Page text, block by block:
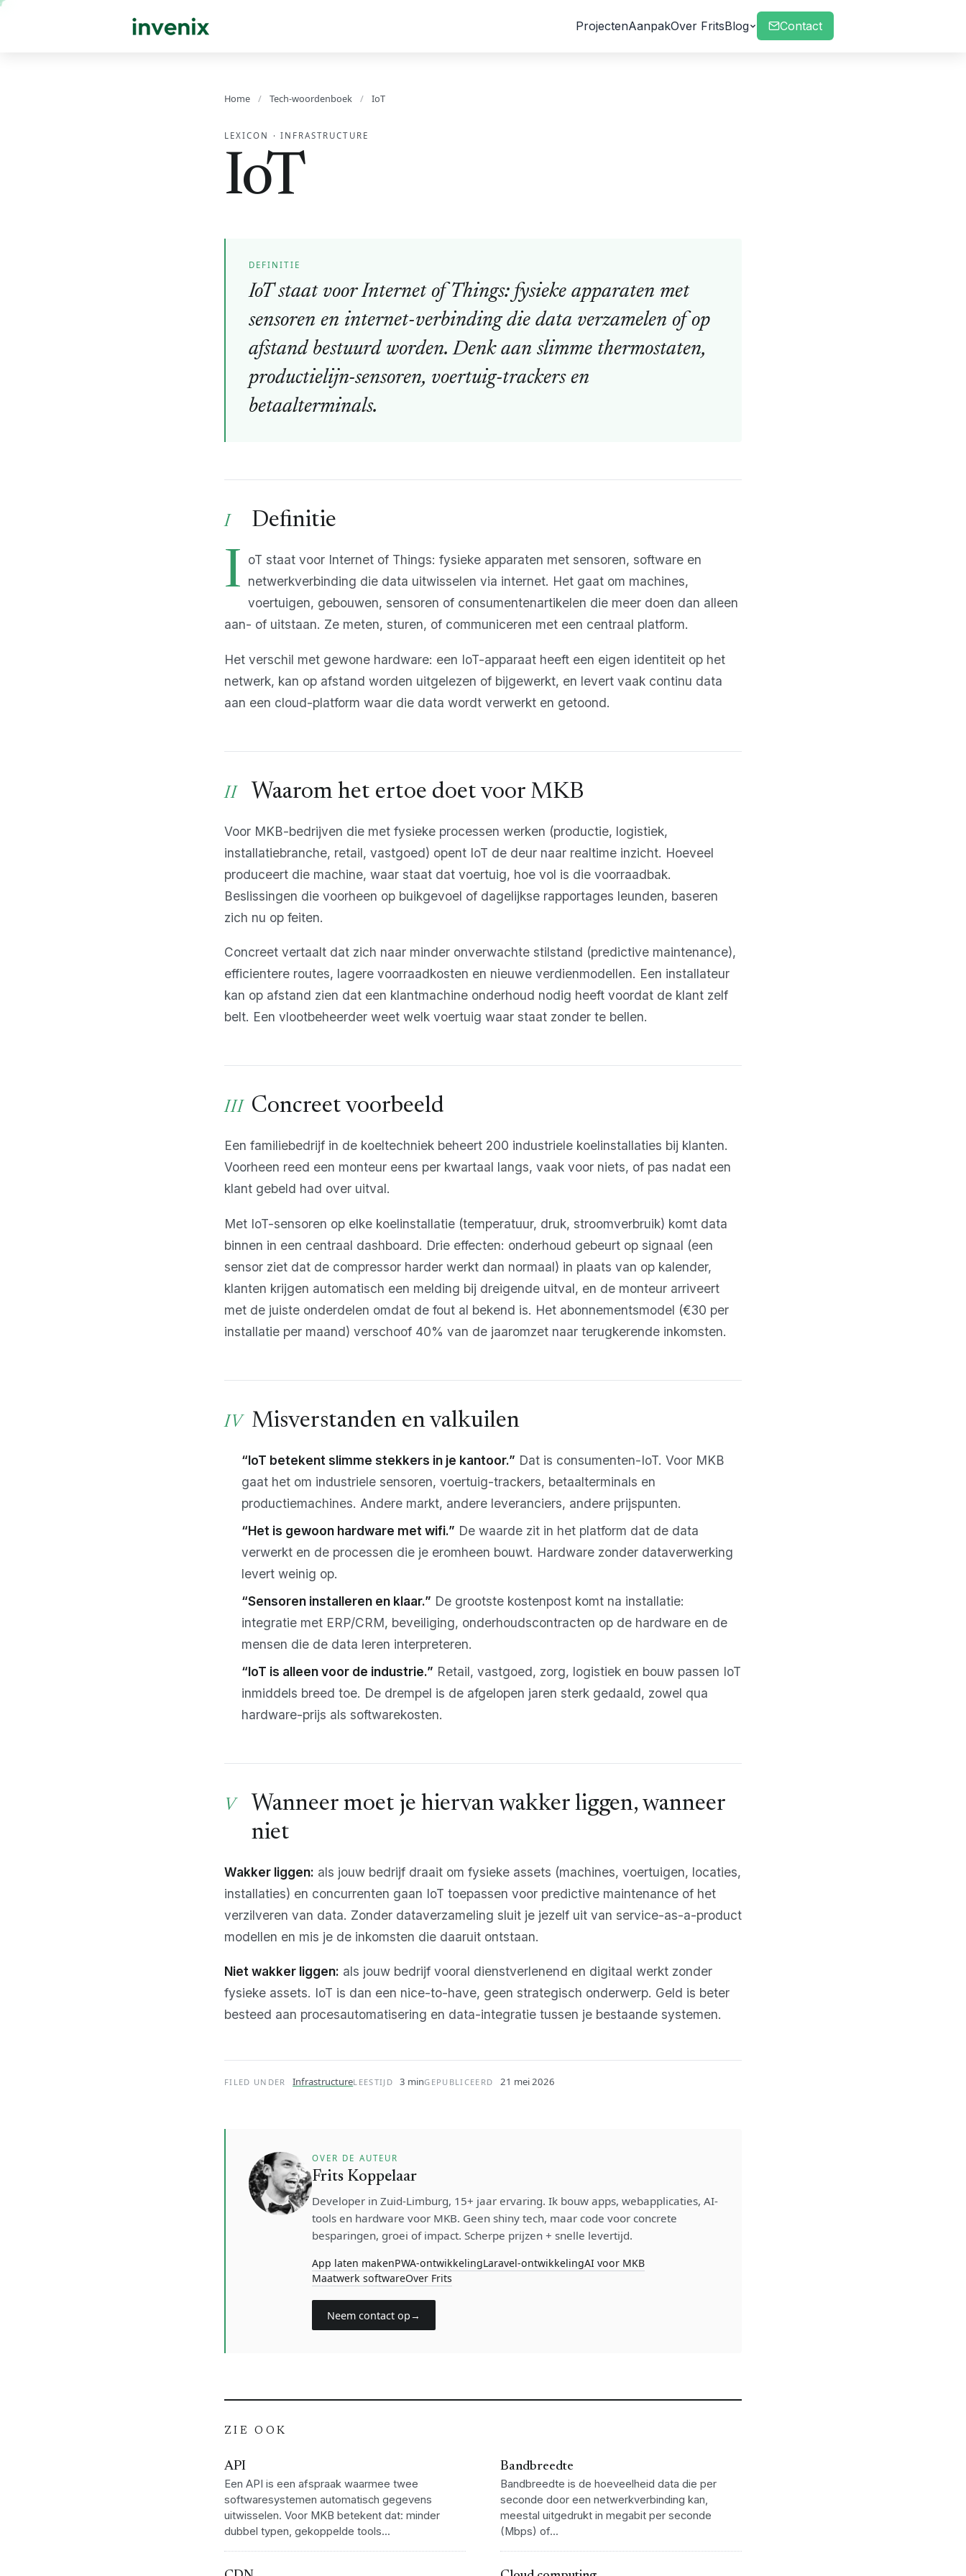
ProjectenAanpakOver FritsBlog Contact
Home / Tech-woordenboek / IoT
LEXICON · INFRASTRUCTURE
IoT
DEFINITIE
IoT staat voor Internet of Things: fysieke apparaten met
sensoren en internet-verbinding die data verzamelen of op
afstand bestuurd worden. Denk aan slimme thermostaten,
productielijn-sensoren, voertuig-trackers en
betaalterminals.
Definitie
I oT staat voor Internet of Things: fysieke apparaten met sensoren, software en
netwerkverbinding die data uitwisselen via internet. Het gaat om machines,
voertuigen, gebouwen, sensoren of consumentenartikelen die meer doen dan alleen
aan- of uitstaan. Ze meten, sturen, of communiceren met een centraal platform.
Het verschil met gewone hardware: een IoT-apparaat heeft een eigen identiteit op het
netwerk, kan op afstand worden uitgelezen of bijgewerkt, en levert vaak continu data
aan een cloud-platform waar die data wordt verwerkt en getoond.
Waarom het ertoe doet voor MKB
Voor MKB-bedrijven die met fysieke processen werken (productie, logistiek,
installatiebranche, retail, vastgoed) opent IoT de deur naar realtime inzicht. Hoeveel
produceert die machine, waar staat dat voertuig, hoe vol is die voorraadbak.
Beslissingen die voorheen op buikgevoel of dagelijkse rapportages leunden, baseren
zich nu op feiten.
Concreet vertaalt dat zich naar minder onverwachte stilstand (predictive maintenance),
efficientere routes, lagere voorraadkosten en nieuwe verdienmodellen. Een installateur
kan op afstand zien dat een klantmachine onderhoud nodig heeft voordat de klant zelf
belt. Een vlootbeheerder weet welk voertuig waar staat zonder te bellen.
Concreet voorbeeld
Een familiebedrijf in de koeltechniek beheert 200 industriele koelinstallaties bij klanten.
Voorheen reed een monteur eens per kwartaal langs, vaak voor niets, of pas nadat een
klant gebeld had over uitval.
Met IoT-sensoren op elke koelinstallatie (temperatuur, druk, stroomverbruik) komt data
binnen in een centraal dashboard. Drie effecten: onderhoud gebeurt op signaal (een
sensor ziet dat de compressor harder werkt dan normaal) in plaats van op kalender,
klanten krijgen automatisch een melding bij dreigende uitval, en de monteur arriveert
met de juiste onderdelen omdat de fout al bekend is. Het abonnementsmodel (€30 per
installatie per maand) verschoof 40% van de jaaromzet naar terugkerende inkomsten.
Misverstanden en valkuilen
“IoT betekent slimme stekkers in je kantoor.” Dat is consumenten-IoT. Voor MKB
gaat het om industriele sensoren, voertuig-trackers, betaalterminals en
productiemachines. Andere markt, andere leveranciers, andere prijspunten.
“Het is gewoon hardware met wifi.” De waarde zit in het platform dat de data
verwerkt en de processen die je eromheen bouwt. Hardware zonder dataverwerking
levert weinig op.
“Sensoren installeren en klaar.” De grootste kostenpost komt na installatie:
integratie met ERP/CRM, beveiliging, onderhoudscontracten op de hardware en de
mensen die de data leren interpreteren.
“IoT is alleen voor de industrie.” Retail, vastgoed, zorg, logistiek en bouw passen IoT
inmiddels breed toe. De drempel is de afgelopen jaren sterk gedaald, zowel qua
hardware-prijs als softwarekosten.
Wanneer moet je hiervan wakker liggen, wanneer
niet
Wakker liggen: als jouw bedrijf draait om fysieke assets (machines, voertuigen, locaties,
installaties) en concurrenten gaan IoT toepassen voor predictive maintenance of het
verzilveren van data. Zonder dataverzameling sluit je jezelf uit van service-as-a-product
modellen en mis je de inkomsten die daaruit ontstaan.
Niet wakker liggen: als jouw bedrijf vooral dienstverlenend en digitaal werkt zonder
fysieke assets. IoT is dan een nice-to-have, geen strategisch onderwerp. Geld is beter
besteed aan procesautomatisering en data-integratie tussen je bestaande systemen.
FILED UNDER InfrastructureLEESTIJD 3 minGEPUBLICEERD 21 mei 2026
OVER DE AUTEUR
Frits Koppelaar
Developer in Zuid-Limburg, 15+ jaar ervaring. Ik bouw apps, webapplicaties, AI-
tools en hardware voor MKB. Geen shiny tech, maar code voor concrete
besparingen, groei of impact. Scherpe prijzen + snelle levertijd.
App laten makenPWA-ontwikkelingLaravel-ontwikkelingAI voor MKB
Maatwerk softwareOver Frits
Neem contact op→
ZIE OOK
API
Een API is een afspraak waarmee twee
softwaresystemen automatisch gegevens
uitwisselen. Voor MKB betekent dat: minder
dubbel typen, gekoppelde tools...
Bandbreedte
Bandbreedte is de hoeveelheid data die per
seconde door een netwerkverbinding kan,
meestal uitgedrukt in megabit per seconde
(Mbps) of...